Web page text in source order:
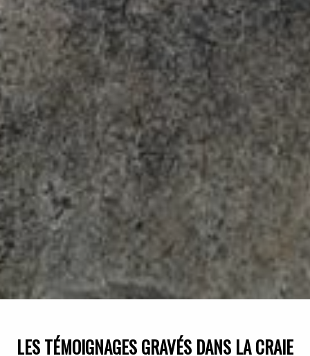
LES TÉMOIGNAGES GRAVÉS DANS LA CRAIE